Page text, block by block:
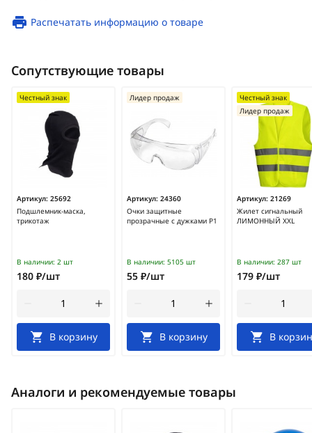
Распечатать информацию о товаре
Сопутствующие товары
Артикул: 25692
Подшлемник-маска,
трикотаж
Честный знак
В наличии: 2 шт
180 ₽/шт
В корзину
Артикул: 24360
Очки защитные
прозрачные с дужками Р1
Лидер продаж
В наличии: 5105 шт
55 ₽/шт
В корзину
Артикул: 21269
Жилет сигнальный
ЛИМОННЫЙ XXL
Честный знак
Лидер продаж
В наличии: 287 шт
179 ₽/шт
В
Аналоги и рекомендуемые товары